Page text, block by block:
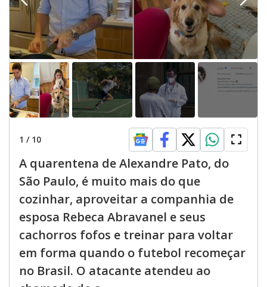
1 / 10
A quarentena de Alexandre Pato, do
São Paulo, é muito mais do que
cozinhar, aproveitar a companhia de
esposa Rebeca Abravanel e seus
cachorros fofos e treinar para voltar
em forma quando o futebol recomeçar
no Brasil. O atacante atendeu ao